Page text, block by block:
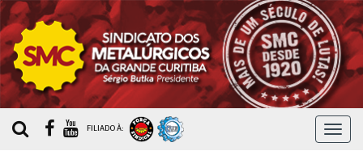
MENU
FILIADO À: